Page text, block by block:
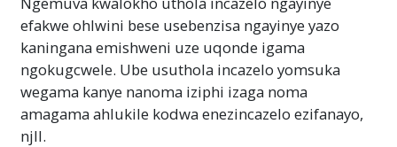
efakwe ohlwini bese usebenzisa ngayinye yazo
kaningana emishweni uze uqonde igama
ngokugcwele. Ube usuthola incazelo yomsuka
wegama kanye nanoma iziphi izaga noma
amagama ahlukile kodwa enezincazelo ezifanayo,
njll.